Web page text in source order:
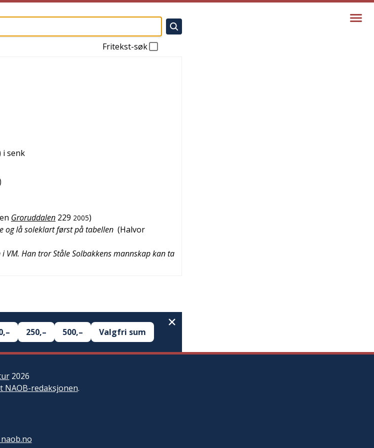
Fritekst-søk
i senk
Groruddalen 229 2005)
og lå soleklart først på tabellen (Halvor
Han tror Ståle Solbakkens mannskap kan ta
250,– 500,– Valgfri sum
2026
NAOB-redaksjonen.